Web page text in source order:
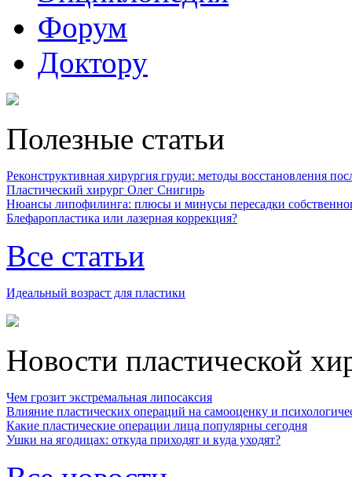
Форум
Доктору
Полезные статьи
Реконструктивная хирургия груди: методы восстановления
Пластический хирург Олег Снигирь
Нюансы липофилинга: плюсы и минусы пересадки
Блефаропластика или лазерная коррекция?
Все статьи
Идеальный возраст для пластики
Новости пластической
Чем грозит экстремальная липосаксия
Влияние пластических операций на самооценку и
Какие пластические операции лица популярны сегодня
Ушки на ягодицах: откуда приходят и куда уходят?